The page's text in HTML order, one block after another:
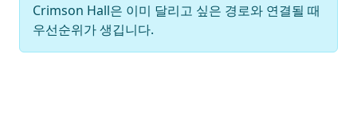
Crimson Hall은 이미 달리고 싶은 경로와 연결될 때
우선순위가 생깁니다.